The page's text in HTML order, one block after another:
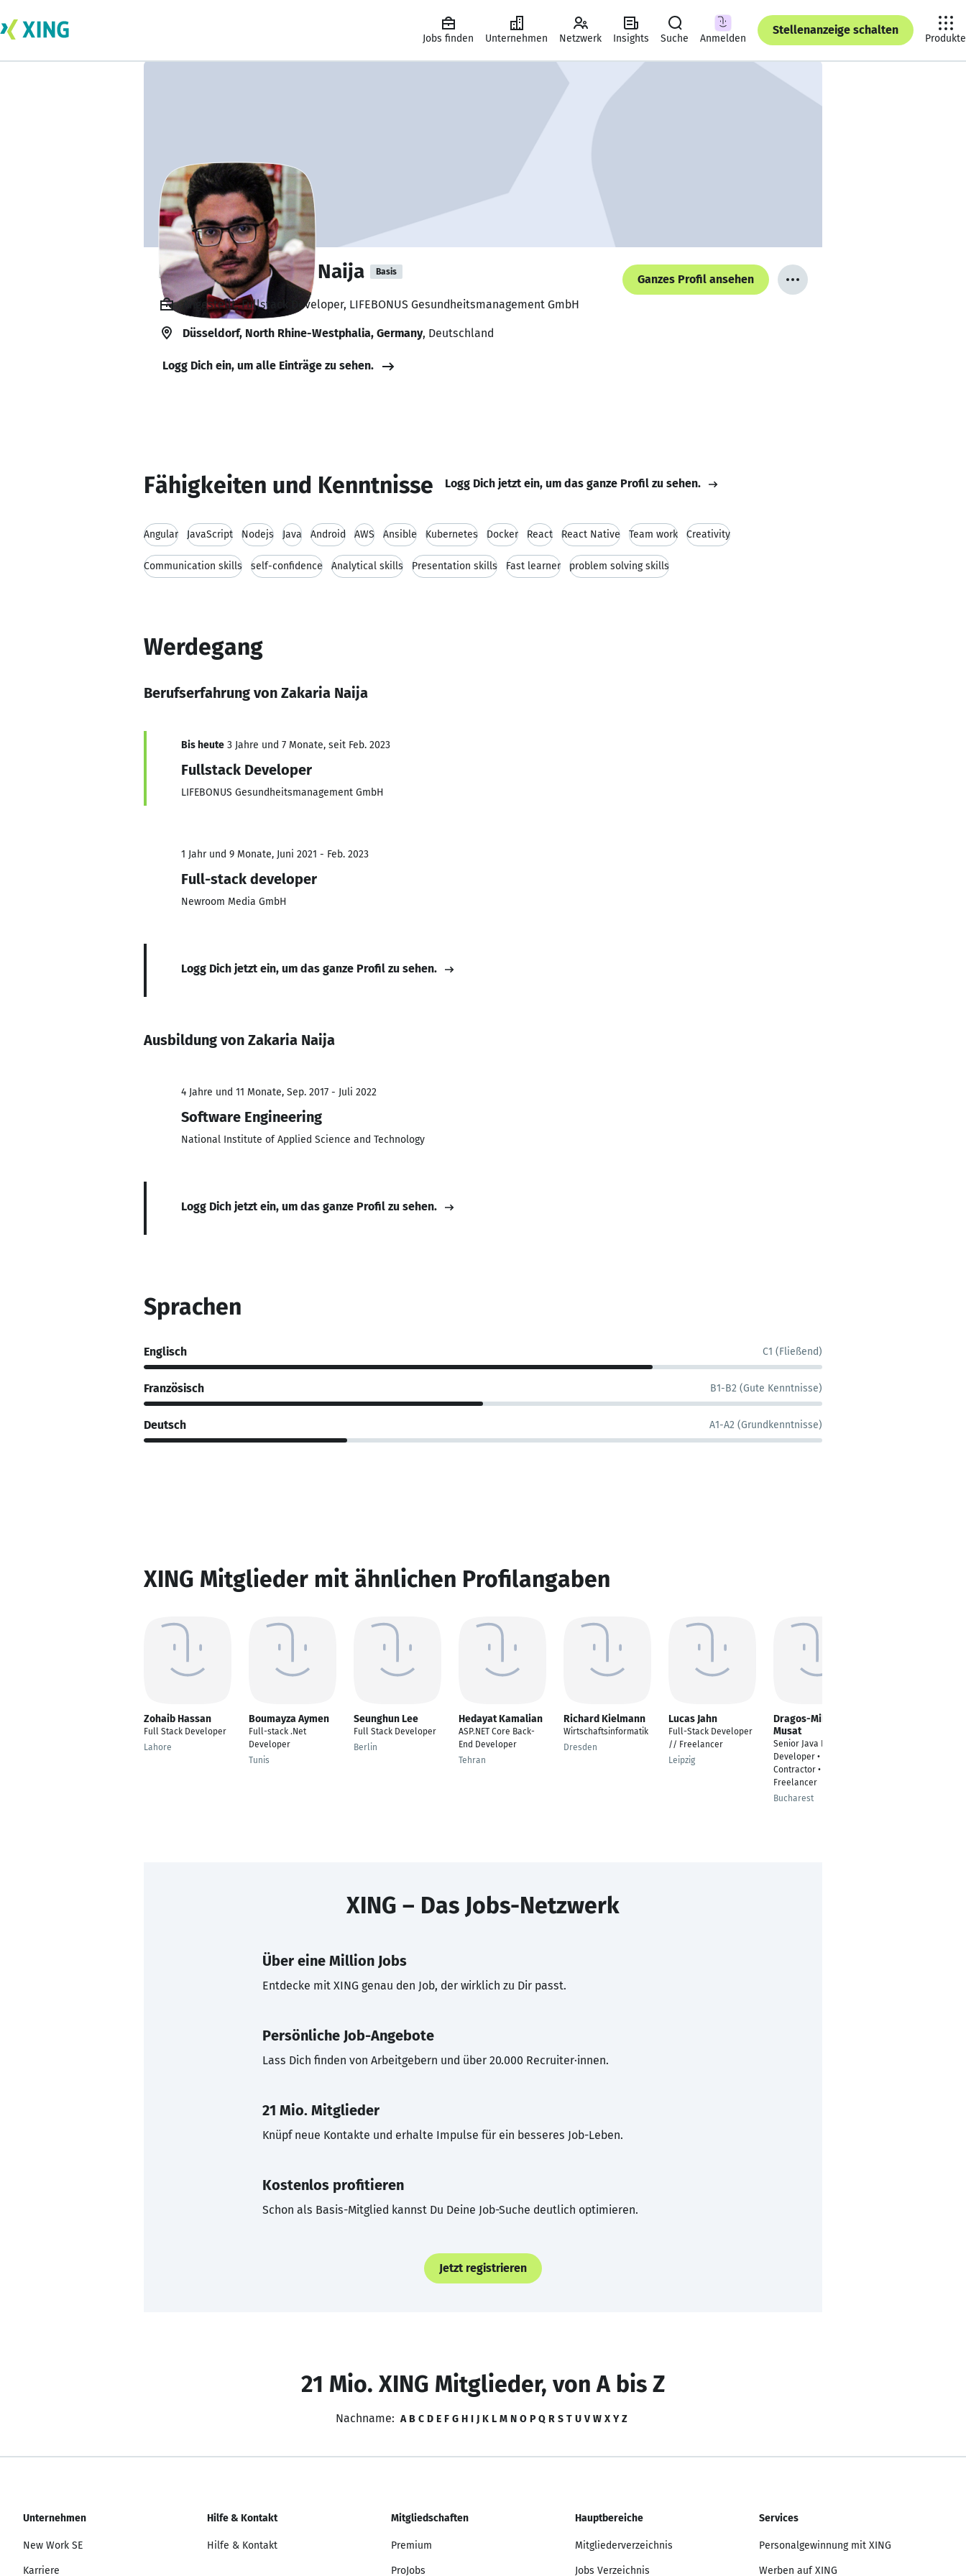
Jobs finden Unternehmen Netzwerk Insights Suche Anmelden
Stellenanzeige schalten
Produkte
Dipl.-Ing. Zakaria Naija Basis
Ganzes Profil ansehen
Angestellt, Fullstack Developer, LIFEBONUS Gesundheitsmanagement GmbH
Düsseldorf, North Rhine-Westphalia, Germany, Deutschland
Logg Dich ein, um alle Einträge zu sehen.
Fähigkeiten und Kenntnisse Logg Dich jetzt ein, um das ganze Profil zu sehen.
Angular JavaScript Nodejs Java Android AWS Ansible Kubernetes Docker React React Native Team work Creativity
Communication skills self-confidence Analytical skills Presentation skills Fast learner problem solving skills
Werdegang
Berufserfahrung von Zakaria Naija
Bis heute 3 Jahre und 7 Monate, seit Feb. 2023
Fullstack Developer
LIFEBONUS Gesundheitsmanagement GmbH
1 Jahr und 9 Monate, Juni 2021 - Feb. 2023
Full-stack developer
Newroom Media GmbH
Logg Dich jetzt ein, um das ganze Profil zu sehen.
Ausbildung von Zakaria Naija
4 Jahre und 11 Monate, Sep. 2017 - Juli 2022
Software Engineering
National Institute of Applied Science and Technology
Logg Dich jetzt ein, um das ganze Profil zu sehen.
Sprachen
Englisch C1 (Fließend)
Französisch B1-B2 (Gute Kenntnisse)
Deutsch A1-A2 (Grundkenntnisse)
XING Mitglieder mit ähnlichen Profilangaben
Zohaib Hassan
Full Stack Developer
Lahore
Boumayza Aymen
Full-stack .Net
Developer
Tunis
Seunghun Lee
Full Stack Developer
Berlin
Hedayat Kamalian
ASP.NET Core Back-
End Developer
Tehran
Richard Kielmann
Wirtschaftsinformatik
Dresden
Lucas Jahn
Full-Stack Developer
// Freelancer
Leipzig
Dragos-Mihai
Musat
Senior Java Full-Stack
Developer •
Contractor •
Freelancer
Bucharest
XING – Das Jobs-Netzwerk
Über eine Million Jobs
Entdecke mit XING genau den Job, der wirklich zu Dir passt.
Persönliche Job-Angebote
Lass Dich finden von Arbeitgebern und über 20.000 Recruiter·innen.
21 Mio. Mitglieder
Knüpf neue Kontakte und erhalte Impulse für ein besseres Job-Leben.
Kostenlos profitieren
Schon als Basis-Mitglied kannst Du Deine Job-Suche deutlich optimieren.
Jetzt registrieren
21 Mio. XING Mitglieder, von A bis Z
Nachname: A B C D E F G H I J K L M N O P Q R S T U V W X Y Z
Unternehmen
New Work SE
Karriere
Hilfe & Kontakt
Hilfe & Kontakt
Mitgliedschaften
Premium
ProJobs
Hauptbereiche
Mitgliederverzeichnis
Jobs Verzeichnis
Services
Personalgewinnung mit XING
Werben auf XING